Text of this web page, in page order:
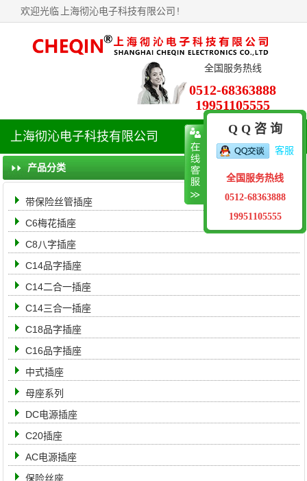
欢迎光临 上海彻沁电子科技有限公司 !
全国服务热线
0512-68363888
19951105555
航
单
上海彻沁电子科技有限公司
产品分类
带保险丝管插座
C6梅花插座
C8八字插座
C14品字插座
C14二合一插座
C14三合一插座
C18品字插座
C16品字插座
中式插座
母座系列
DC电源插座
C20插座
AC电源插座
保险丝座
Q Q 咨 询
客服
全国服务热线
0512-68363888
19951105555